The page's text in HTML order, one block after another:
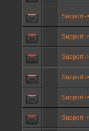
Support -
Support -
Support -
Support -
Support -
Support -